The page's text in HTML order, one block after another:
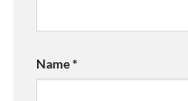
Name*